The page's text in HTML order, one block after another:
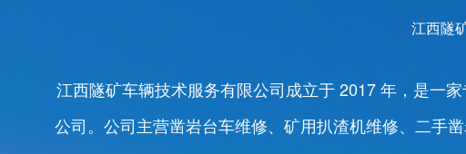
江西隧
江西隧矿车辆技术服务有限公司成立于 2017 年，是一
公司。公司主营凿岩台车维修、矿用扒渣机维修、二手